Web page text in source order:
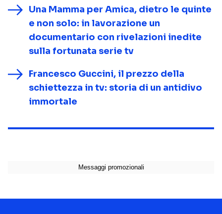
Una Mamma per Amica, dietro le quinte
e non solo: in lavorazione un
documentario con rivelazioni inedite
sulla fortunata serie tv
Francesco Guccini, il prezzo della
schiettezza in tv: storia di un antidivo
immortale